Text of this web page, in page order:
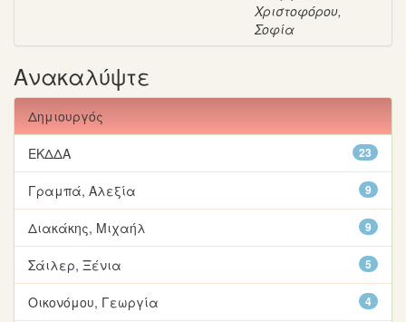
Χριστοφόρου,
Σοφία
Ανακαλύψτε
Δημιουργός
23
ΕΚΔΔΑ
9
Γραμπά, Αλεξία
9
Διακάκης, Μιχαήλ
5
Σάιλερ, Ξένια
4
Οικονόμου, Γεωργία